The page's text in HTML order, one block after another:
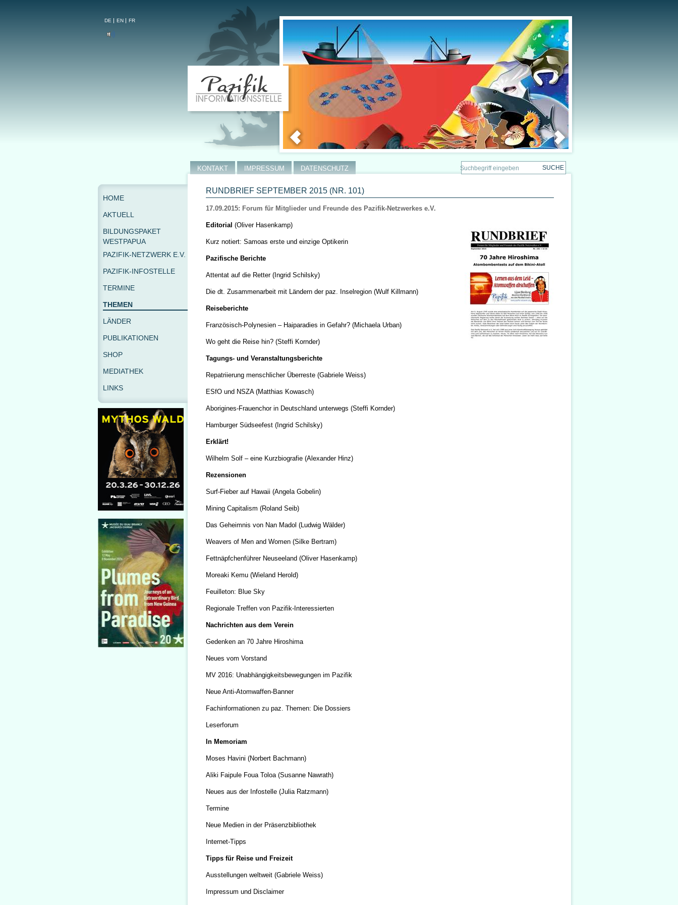
DE EN FR
RUNDBRIEF SEPTEMBER 2015 (NR. 101)
17.09.2015: Forum für Mitglieder und Freunde des Pazifik-Netzwerkes e.V.
Editorial (Oliver Hasenkamp)
Kurz notiert: Samoas erste und einzige Optikerin
Pazifische Berichte
Attentat auf die Retter (Ingrid Schilsky)
Die dt. Zusammenarbeit mit Ländern der paz. Inselregion (Wulf Killmann)
Reiseberichte
Französisch-Polynesien – Haiparadies in Gefahr? (Michaela Urban)
Wo geht die Reise hin? (Steffi Kornder)
Tagungs- und Veranstaltungsberichte
Repatriierung menschlicher Überreste (Gabriele Weiss)
ESfO und NSZA (Matthias Kowasch)
Aborigines-Frauenchor in Deutschland unterwegs (Steffi Kornder)
Hamburger Südseefest (Ingrid Schilsky)
Erklärt!
Wilhelm Solf – eine Kurzbiografie (Alexander Hinz)
Rezensionen
Surf-Fieber auf Hawaii (Angela Gobelin)
Mining Capitalism (Roland Seib)
Das Geheimnis von Nan Madol (Ludwig Wälder)
Weavers of Men and Women (Silke Bertram)
Fettnäpfchenführer Neuseeland (Oliver Hasenkamp)
Moreaki Kemu (Wieland Herold)
Feuilleton: Blue Sky
Regionale Treffen von Pazifik-Interessierten
Nachrichten aus dem Verein
Gedenken an 70 Jahre Hiroshima
Neues vom Vorstand
MV 2016: Unabhängigkeitsbewegungen im Pazifik
Neue Anti-Atomwaffen-Banner
Fachinformationen zu paz. Themen: Die Dossiers
Leserforum
In Memoriam
Moses Havini (Norbert Bachmann)
Aliki Faipule Foua Toloa (Susanne Nawrath)
Neues aus der Infostelle (Julia Ratzmann)
Termine
Neue Medien in der Präsenzbibliothek
Internet-Tipps
Tipps für Reise und Freizeit
Ausstellungen weltweit (Gabriele Weiss)
Impressum und Disclaimer
KONTAKT IMPRESSUM DATENSCHUTZ
HOME
AKTUELL
BILDUNGSPAKET
WESTPAPUA
PAZIFIK-NETZWERK E.V.
PAZIFIK-INFOSTELLE
TERMINE
THEMEN
LÄNDER
PUBLIKATIONEN
SHOP
MEDIATHEK
LINKS